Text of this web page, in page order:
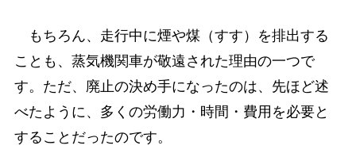
もちろん、走行中に煙や煤（すす）を排出する
ことも、蒸気機関車が敬遠された理由の一つで
す。ただ、廃止の決め手になったのは、先ほど述
べたように、多くの労働力・時間・費用を必要と
することだったのです。